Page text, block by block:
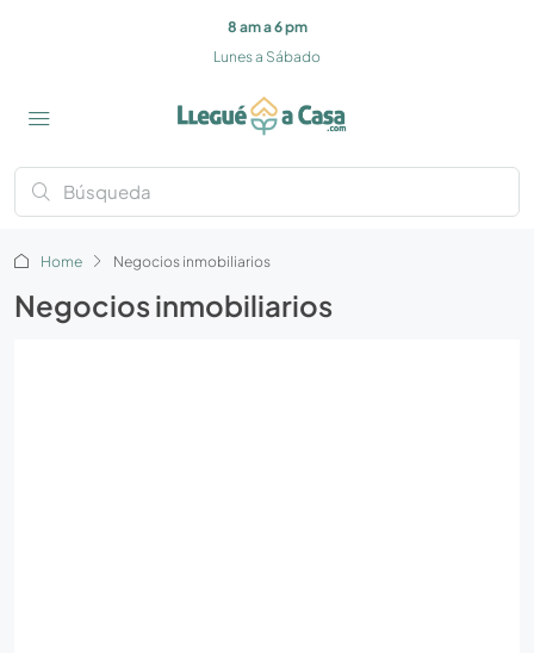
8 am a 6 pm
Lunes a Sábado
Home Negocios inmobiliarios
Negocios inmobiliarios